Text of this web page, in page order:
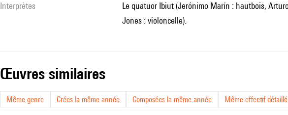
interprètes
le quatuor Ibiut (Jerónimo Marín : hautbois, Arturo Guerrero : violon, Sergio Vacas : alto, Michael Kevin
Jones : violoncelle).
œuvres similaires
Même genre Crées la même année Composées la même année Même effectif détaillé